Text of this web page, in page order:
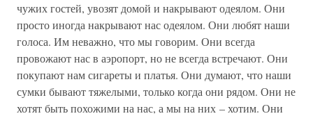
чужих гостей, увозят домой и накрывают одеялом. Они
просто иногда накрывают нас одеялом. Они любят наши
голоса. Им неважно, что мы говорим. Они всегда
провожают нас в аэропорт, но не всегда встречают. Они
покупают нам сигареты и платья. Они думают, что наши
сумки бывают тяжелыми, только когда они рядом. Они не
хотят быть похожими на нас, а мы на них – хотим. Они